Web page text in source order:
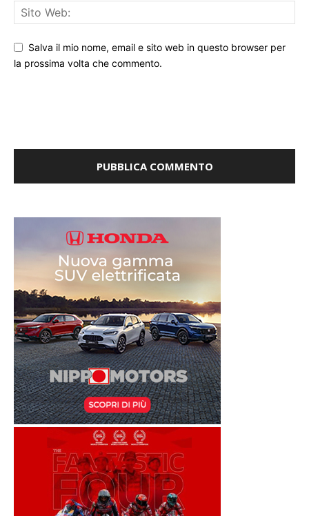
Salva il mio nome, email e sito web in questo browser per
la prossima volta che commento.